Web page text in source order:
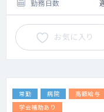
勤務日数
お気に入り
常勤 病院 高額給与
学会補助あり